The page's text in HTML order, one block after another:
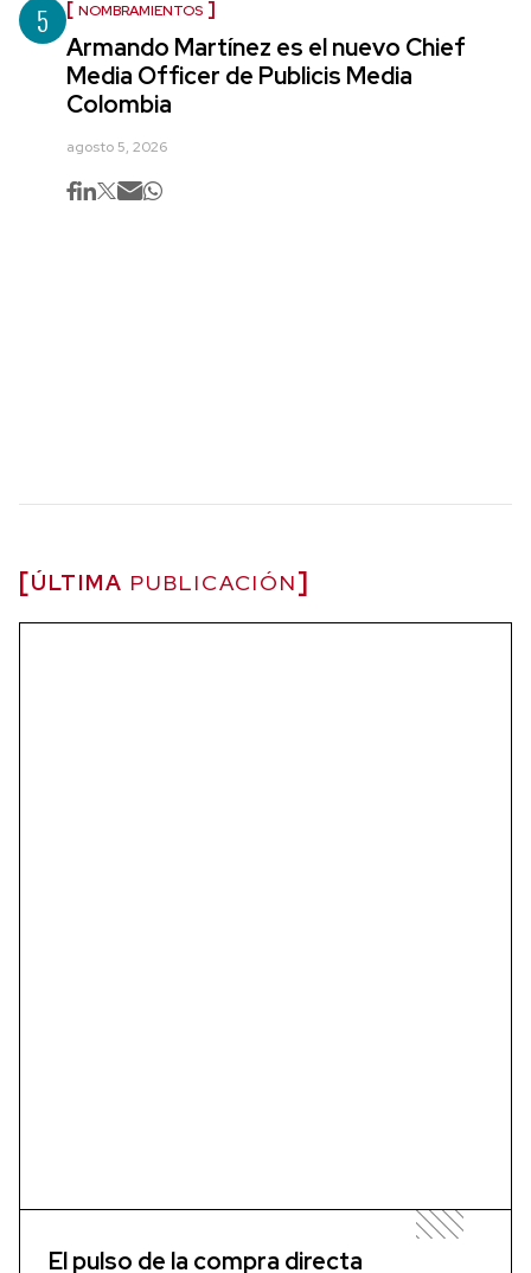
5 NOMBRAMIENTOS
Armando Martínez es el nuevo Chief
Media Officer de Publicis Media
Colombia
agosto 5, 2026
ÚLTIMA PUBLICACIÓN
El pulso de la compra directa